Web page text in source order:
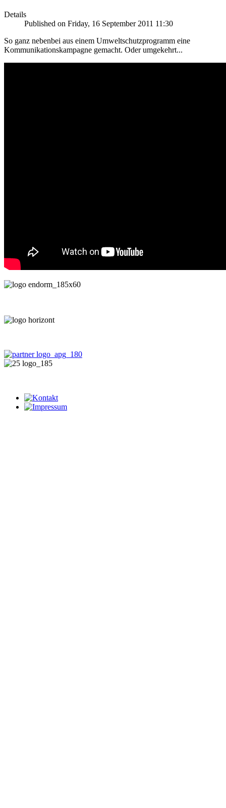
Details
Published on Friday, 16 September 2011 11:30
So ganz nebenbei aus einem Umweltschutzprogramm eine
Kommunikationskampagne gemacht. Oder umgekehrt...